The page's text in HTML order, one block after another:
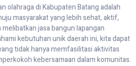
olahraga di Kabupaten Batang adalah
masyarakat yang lebih sehat, aktif,
jasa bangun lapangan
kebutuhan unik daerah ini, kita dapat
tidak hanya memfasilitasi aktivitas
kebersamaan dalam komunitas.